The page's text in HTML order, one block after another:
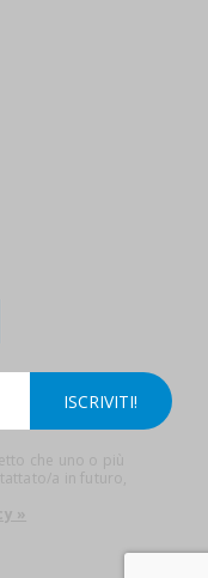
che uno o più
a in futuro,
»